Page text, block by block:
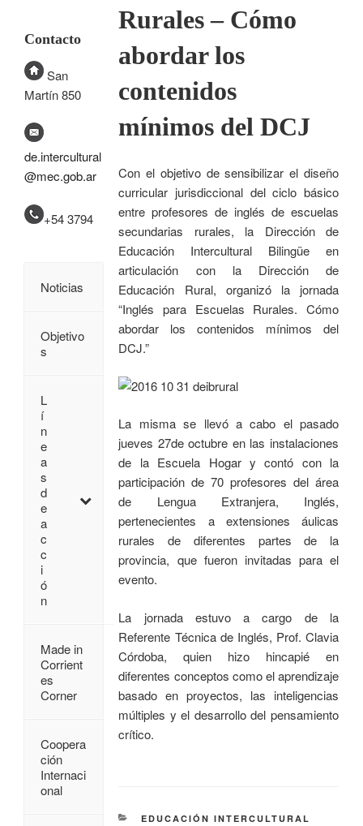
Rurales – Cómo
abordar los
contenidos
mínimos del DCJ
Con el objetivo de sensibilizar el diseño
curricular jurisdiccional del ciclo básico
entre profesores de inglés de escuelas
secundarias rurales, la Dirección de
Educación Intercultural Bilingüe en
articulación con la Dirección de
Educación Rural, organizó la jornada
“Inglés para Escuelas Rurales. Cómo
abordar los contenidos mínimos del
DCJ.”
La misma se llevó a cabo el pasado
jueves 27de octubre en las instalaciones
de la Escuela Hogar y contó con la
participación de 70 profesores del área
de Lengua Extranjera, Inglés,
pertenecientes a extensiones áulicas
rurales de diferentes partes de la
provincia, que fueron invitadas para el
evento.
La jornada estuvo a cargo de la
Referente Técnica de Inglés, Prof. Clavia
Córdoba, quien hizo hincapié en
diferentes conceptos como el aprendizaje
basado en proyectos, las inteligencias
múltiples y el desarrollo del pensamiento
crítico.
EDUCACIÓN INTERCULTURAL
Contacto
San
Martín 850
de.intercultural
@mec.gob.ar
+54 3794
Noticias
Objetivo
s
L
í
n
e
a
s
d
e
a
c
c
i
ó
n
Made in
Corrient
es
Corner
Coopera
ción
Internaci
onal